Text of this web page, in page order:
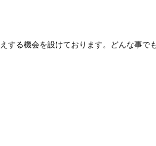
する機会を設けております。どんな事で